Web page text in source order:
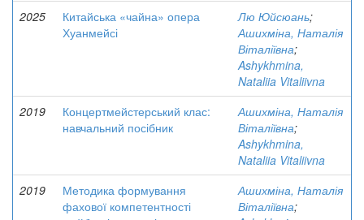
2025
Китайська «чайна» опера
Хуанмейсі
Лю Юйсюань;
Ашихміна, Наталія
Віталіївна;
Ashykhmina,
Nataliia Vitaliivna
2019
Концертмейстерський клас:
навчальний посібник
Ашихміна, Наталія
Віталіївна;
Ashykhmina,
Nataliia Vitaliivna
2019
Методика формування
фахової компетентності
Ашихміна, Наталія
Віталіївна;